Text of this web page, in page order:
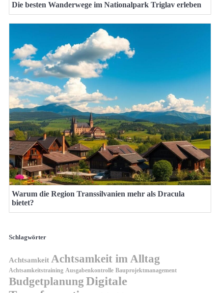
Die besten Wanderwege im Nationalpark Triglav erleben
Warum die Region Transsilvanien mehr als Dracula
bietet?
Schlagwörter
Achtsamkeit Achtsamkeit im Alltag
Achtsamkeitstraining Ausgabenkontrolle Bauprojektmanagement
BudgetplanungDigitale